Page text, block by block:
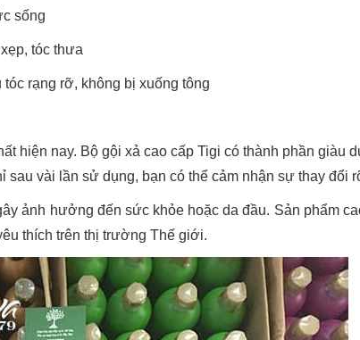
sống
tóc thưa
rạng rỡ, không bị xuống tông
hiện nay. Bộ gội xả cao cấp Tigi có thành phần giàu
vài lần sử dụng, bạn có thể cảm nhận sự thay đổi
ảnh hưởng đến sức khỏe hoặc da đầu. Sản phẩm
thích trên thị trường Thế giới.